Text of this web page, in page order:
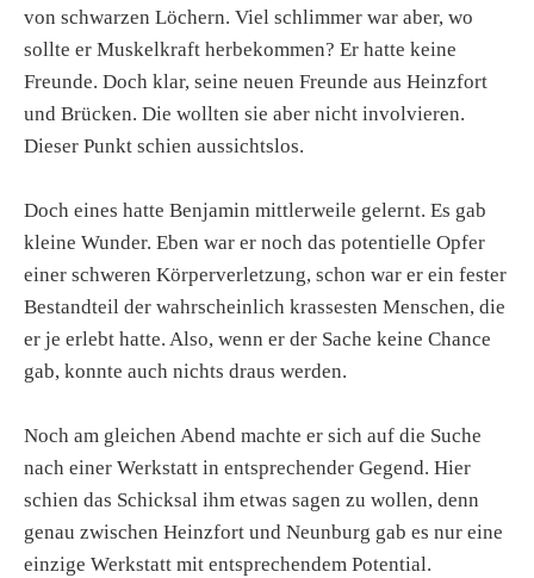
von schwarzen Löchern. Viel schlimmer war aber, wo
sollte er Muskelkraft herbekommen? Er hatte keine
Freunde. Doch klar, seine neuen Freunde aus Heinzfort
und Brücken. Die wollten sie aber nicht involvieren.
Dieser Punkt schien aussichtslos.
Doch eines hatte Benjamin mittlerweile gelernt. Es gab
kleine Wunder. Eben war er noch das potentielle Opfer
einer schweren Körperverletzung, schon war er ein fester
Bestandteil der wahrscheinlich krassesten Menschen, die
er je erlebt hatte. Also, wenn er der Sache keine Chance
gab, konnte auch nichts draus werden.
Noch am gleichen Abend machte er sich auf die Suche
nach einer Werkstatt in entsprechender Gegend. Hier
schien das Schicksal ihm etwas sagen zu wollen, denn
genau zwischen Heinzfort und Neunburg gab es nur eine
einzige Werkstatt mit entsprechendem Potential.